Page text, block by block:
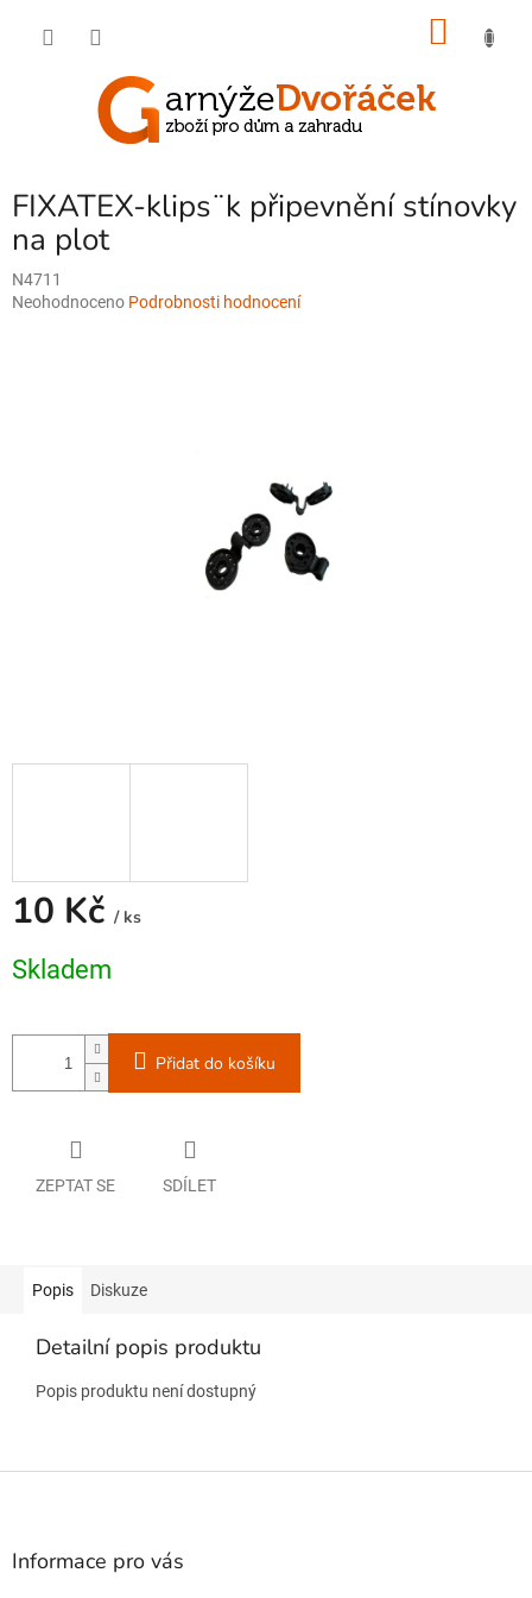
FIXATEX-klips¨k připevnění stínovky
na plot
N4711
Průměrné
Neohodnoceno Podrobnosti hodnocení
10 Kč / ks
cena:
Skladem
Přidat do košíku
ZEPTAT SE SDÍLET
Popis Diskuze
Detailní popis produktu
Popis produktu není dostupný
Z
Informace pro vás